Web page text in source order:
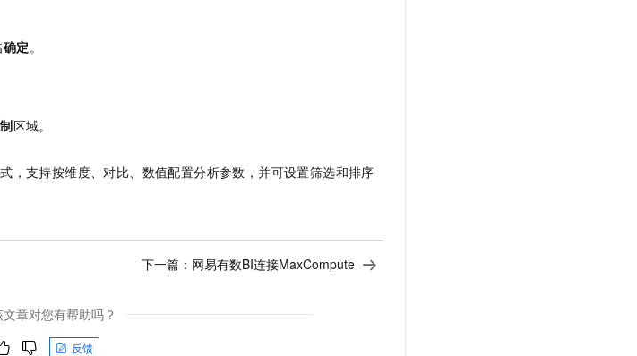
确定。
区域。
，支持按维度、对比、数值配置分析参数，并可设置筛选和排序
下一篇： 网易有数BI连接MaxCompute
文章对您有帮助吗？
反馈